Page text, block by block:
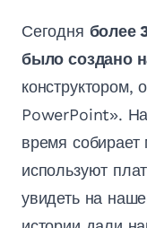
Сегодня более
было создано
конструктором,
PowerPoint».
время собирает
используют
увидеть на